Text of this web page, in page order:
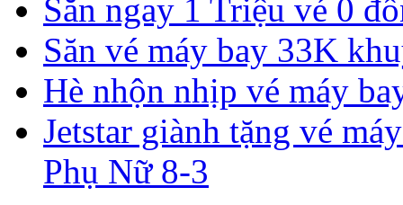
Săn ngay 1 Triệu vé 0
Săn vé máy bay 33K
Hè nhộn nhịp vé máy
Jetstar giành tặng vé
Phụ Nữ 8-3